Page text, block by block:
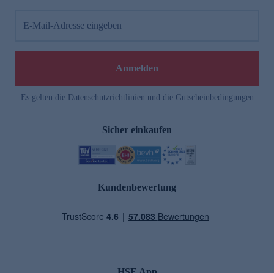
E-Mail-Adresse eingeben
Anmelden
Es gelten die Datenschutzrichtlinien und die Gutscheinbedingungen
Sicher einkaufen
Kundenbewertung